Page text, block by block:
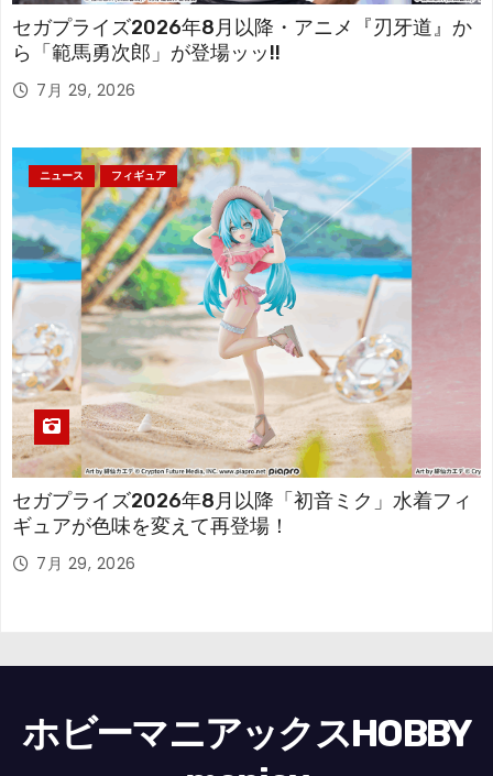
セガプライズ2026年8月以降・アニメ『刃牙道』か
ら「範馬勇次郎」が登場ッッ!!
7月 29, 2026
ニュース フィギュア
セガプライズ2026年8月以降「初音ミク」水着フィ
ギュアが色味を変えて再登場！
7月 29, 2026
ホビーマニアックスHOBBY